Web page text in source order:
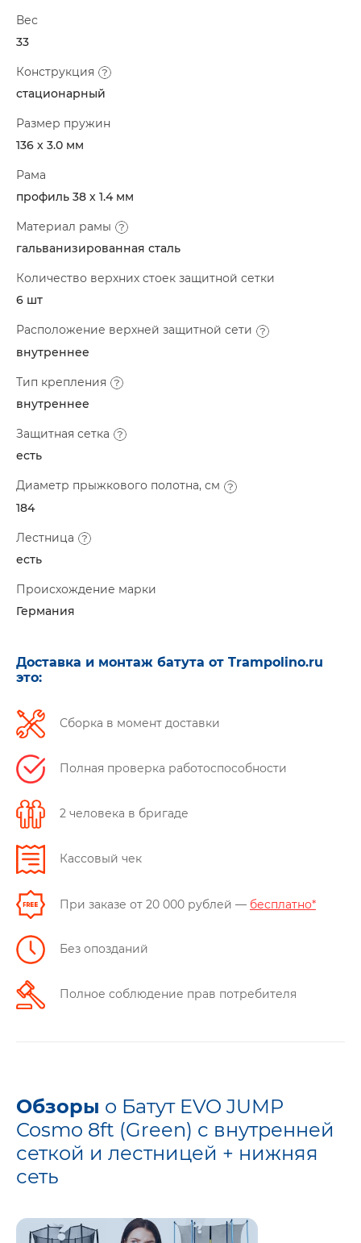
Вес
33
Конструкция
стационарный
Размер пружин
136 х 3.0 мм
Рама
профиль 38 х 1.4 мм
Материал рамы
гальванизированная сталь
Количество верхних стоек защитной сетки
6 шт
Расположение верхней защитной сети
внутреннее
Тип крепления
внутреннее
Защитная сетка
есть
Диаметр прыжкового полотна, см
184
Лестница
есть
Происхождение марки
Германия
Доставка и монтаж батута от Trampolino.ru
это:
Сборка в момент доставки
Полная проверка работоспособности
2 человека в бригаде
Кассовый чек
При заказе от 20 000 рублей — бесплатно*
Без опозданий
Полное соблюдение прав потребителя
Обзоры о Батут EVO JUMP
Cosmo 8ft (Green) с внутренней
сеткой и лестницей + нижняя
сеть